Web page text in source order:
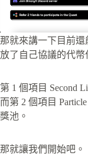
那就來講一下目前
放了自己協議的代幣
第 1 個項目 Second
而第 2 個項目
獎池。
那就讓我們開始吧。